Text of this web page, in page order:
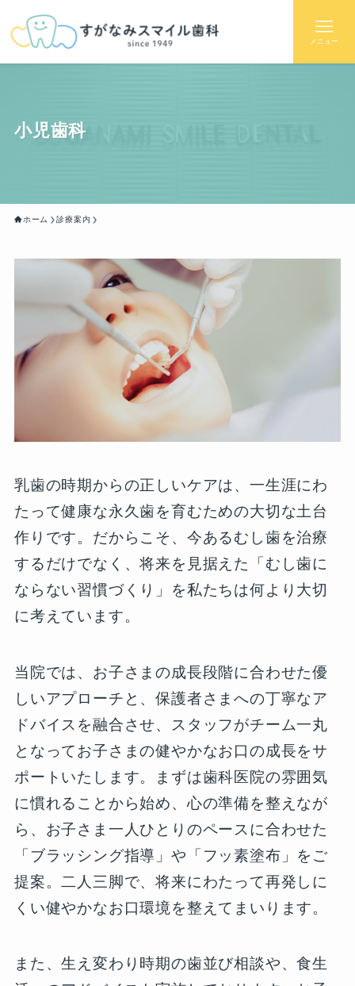
メニュー
小児歯科
ホーム 診療案内
乳歯の時期からの正しいケアは、一生涯にわ
たって健康な永久歯を育むための大切な土台
作りです。だからこそ、今あるむし歯を治療
するだけでなく、将来を見据えた「むし歯に
ならない習慣づくり」を私たちは何より大切
に考えています。
当院では、お子さまの成長段階に合わせた優
しいアプローチと、保護者さまへの丁寧なア
ドバイスを融合させ、スタッフがチーム一丸
となってお子さまの健やかなお口の成長をサ
ポートいたします。まずは歯科医院の雰囲気
に慣れることから始め、心の準備を整えなが
ら、お子さま一人ひとりのペースに合わせた
「ブラッシング指導」や「フッ素塗布」をご
提案。二人三脚で、将来にわたって再発しに
くい健やかなお口環境を整えてまいります。
また、生え変わり時期の歯並び相談や、食生